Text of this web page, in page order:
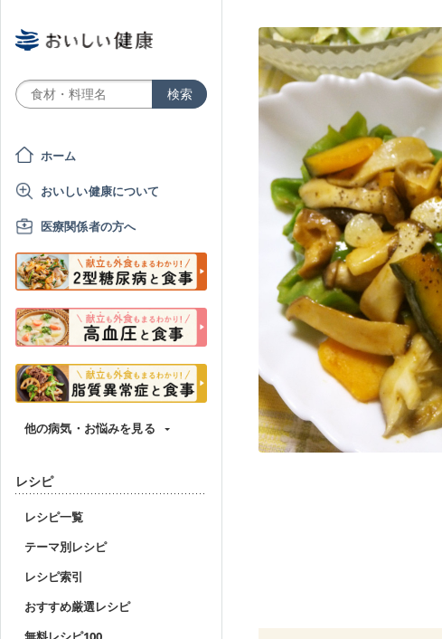
ホーム
おいしい健康について
医療関係者の方へ
他の病気・お悩みを見る
レシピ
レシピ一覧
テーマ別レシピ
レシピ索引
おすすめ厳選レシピ